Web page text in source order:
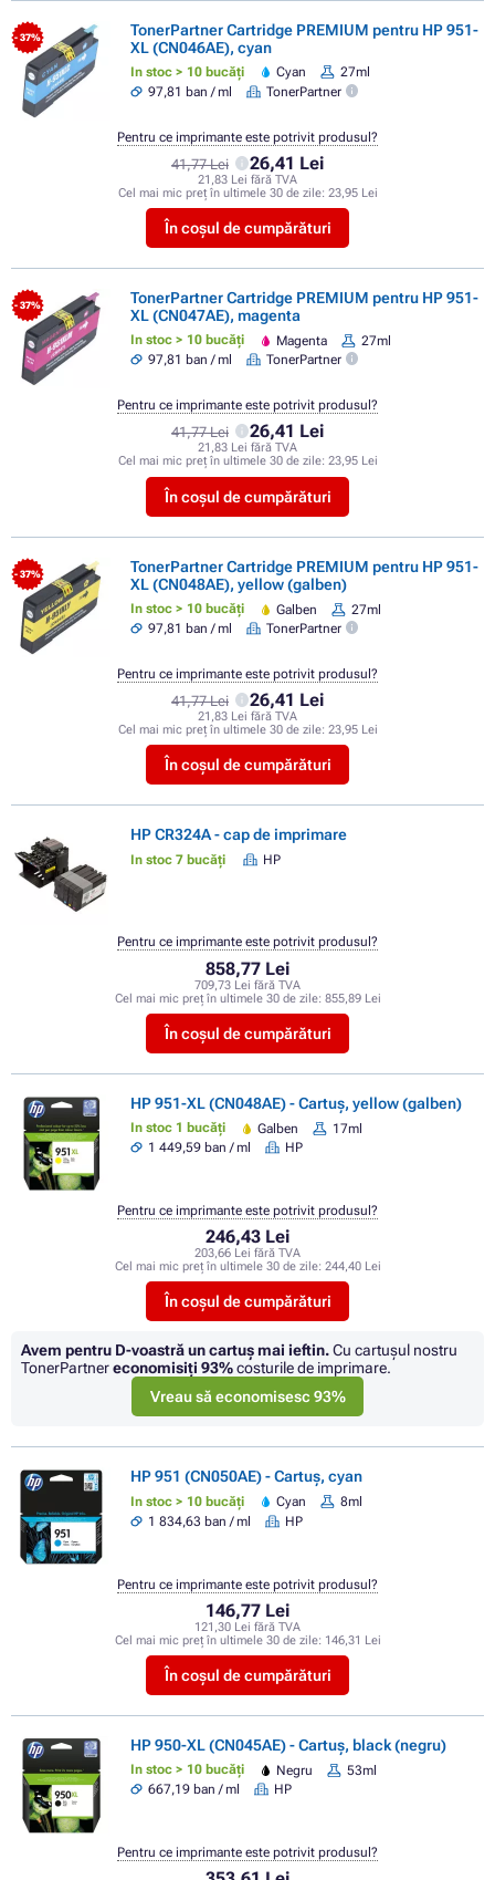
- 37%
TonerPartner Cartridge PREMIUM pentru HP 951-
XL (CN046AE), cyan
In stoc > 10 bucăți Cyan
27ml
97,81 ban / ml
TonerPartner
41,77 Lei 26,41 Lei
21,83 Lei fără TVA
Cel mai mic preț în ultimele 30 de zile: 23,95 Lei
În coșul de cumpărături
Pentru ce imprimante este potrivit produsul?
- 37%
TonerPartner Cartridge PREMIUM pentru HP 951-
XL (CN047AE), magenta
In stoc > 10 bucăți Magenta
27ml
97,81 ban / ml
TonerPartner
41,77 Lei 26,41 Lei
21,83 Lei fără TVA
Cel mai mic preț în ultimele 30 de zile: 23,95 Lei
În coșul de cumpărături
Pentru ce imprimante este potrivit produsul?
- 37%
TonerPartner Cartridge PREMIUM pentru HP 951-
XL (CN048AE), yellow (galben)
In stoc > 10 bucăți Galben
27ml
97,81 ban / ml
TonerPartner
41,77 Lei 26,41 Lei
21,83 Lei fără TVA
Cel mai mic preț în ultimele 30 de zile: 23,95 Lei
În coșul de cumpărături
Pentru ce imprimante este potrivit produsul?
HP CR324A - cap de imprimare
In stoc 7 bucăți HP
858,77 Lei
709,73 Lei fără TVA
Cel mai mic preț în ultimele 30 de zile: 855,89 Lei
În coșul de cumpărături
Pentru ce imprimante este potrivit produsul?
HP 951-XL (CN048AE) - Cartuș, yellow (galben)
In stoc 1 bucăți Galben
17ml
1 449,59 ban / ml
HP
246,43 Lei
203,66 Lei fără TVA
Cel mai mic preț în ultimele 30 de zile: 244,40 Lei
În coșul de cumpărături
Pentru ce imprimante este potrivit produsul?
Avem pentru D-voastră un cartuș mai ieftin.Cu cartuşul nostru
TonerPartnereconomisiţi 93%costurile de imprimare.
Vreau să economisesc 93%
HP 951 (CN050AE) - Cartuș, cyan
In stoc > 10 bucăți Cyan
8ml
1 834,63 ban / ml
HP
146,77 Lei
121,30 Lei fără TVA
Cel mai mic preț în ultimele 30 de zile: 146,31 Lei
În coșul de cumpărături
Pentru ce imprimante este potrivit produsul?
HP 950-XL (CN045AE) - Cartuș, black (negru)
In stoc > 10 bucăți Negru
53ml
667,19 ban / ml
HP
Pentru ce imprimante este potrivit produsul?